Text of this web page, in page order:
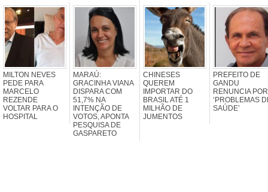
MILTON NEVES
PEDE PARA
MARCELO
REZENDE
VOLTAR PARA O
HOSPITAL
MARAÚ:
GRACINHA VIANA
DISPARA COM
51,7% NA
INTENÇÃO DE
VOTOS, APONTA
PESQUISA DE
GASPARETO
CHINESES
QUEREM
IMPORTAR DO
BRASIL ATÉ 1
MILHÃO DE
JUMENTOS
PREFEITO DE
GANDU
RENUNCIA POR
‘PROBLEMAS
SAÚDE’